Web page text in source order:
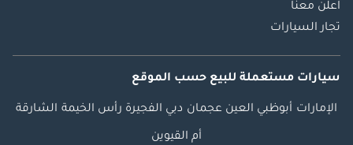
اعلن معنا
تجار السيارات
سيارات مستعملة للبيع حسب الموقع
الإمارات أبوظبي العين عجمان دبي الفجيرة رأس الخيمة الشارقة
أم القيوين